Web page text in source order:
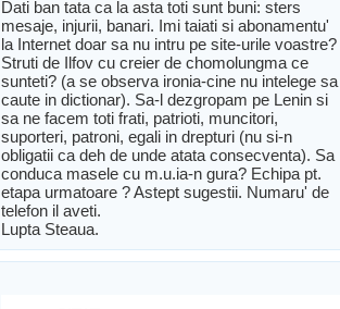
Dati ban tata ca la asta toti sunt buni: sters
mesaje, injurii, banari. Imi taiati si abonamentu'
la Internet doar sa nu intru pe site-urile voastre?
Struti de Ilfov cu creier de chomolungma ce
sunteti? (a se observa ironia-cine nu intelege sa
caute in dictionar). Sa-l dezgropam pe Lenin si
sa ne facem toti frati, patrioti, muncitori,
suporteri, patroni, egali in drepturi (nu si-n
obligatii ca deh de unde atata consecventa). Sa
conduca masele cu m.u.ia-n gura? Echipa pt.
etapa urmatoare ? Astept sugestii. Numaru' de
telefon il aveti.
Lupta Steaua.